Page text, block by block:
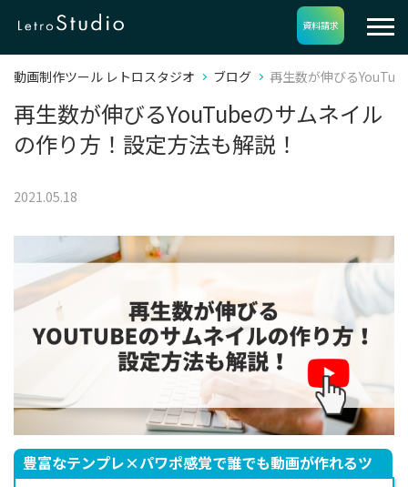
資料請求
動画制作ツール レトロスタジオ ブログ 再生数が伸びる
再生数が伸びるYouTubeのサムネイル
の作り方！設定方法も解説！
2021.05.18
豊富なテンプレ×パワポ感覚で誰でも動画が作れるツ